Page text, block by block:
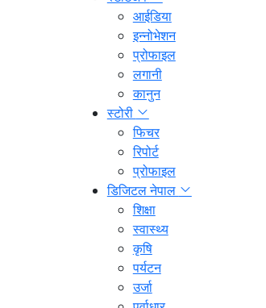
आईडिया
इन्नोभेशन
प्रोफाइल
लगानी
कानुन
स्टोरी
फिचर
रिपोर्ट
प्रोफाइल
डिजिटल नेपाल
शिक्षा
स्वास्थ्य
कृषि
पर्यटन
उर्जा